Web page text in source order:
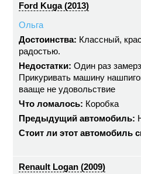
Ford Kuga (2013)
Ольга
Достоинства: Классный,
радостью.
Недостатки: Один раз
Прикуривать машину
вааще не удовольствие
Что ломалось: Коробка
Предыдущий автомобиль:
Стоит ли этот автомобиль
Renault Logan (2009)